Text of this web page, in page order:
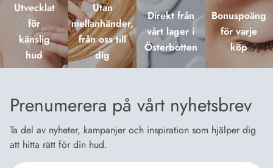
Utvecklat
för
känslig
hud
Utan
mellanhänder,
från oss till
dig
Direkt från
vårt lager i
Österbotten
Bonuspoäng
för varje
köp
Prenumerera på vårt nyhetsbrev
Ta del av nyheter, kampanjer och inspiration som hjälper dig
att hitta rätt för din hud.